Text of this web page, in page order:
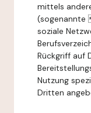
mittels
(sogenannte
soziale
Rückgriff auf
Nutzung
Dritten